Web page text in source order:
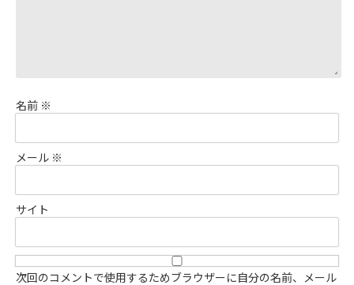
名前 ※
メール ※
サイト
次回のコメントで使用するためブラウザーに自分の名前、メール